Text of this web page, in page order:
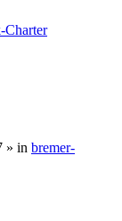
Charter
» in bremer-